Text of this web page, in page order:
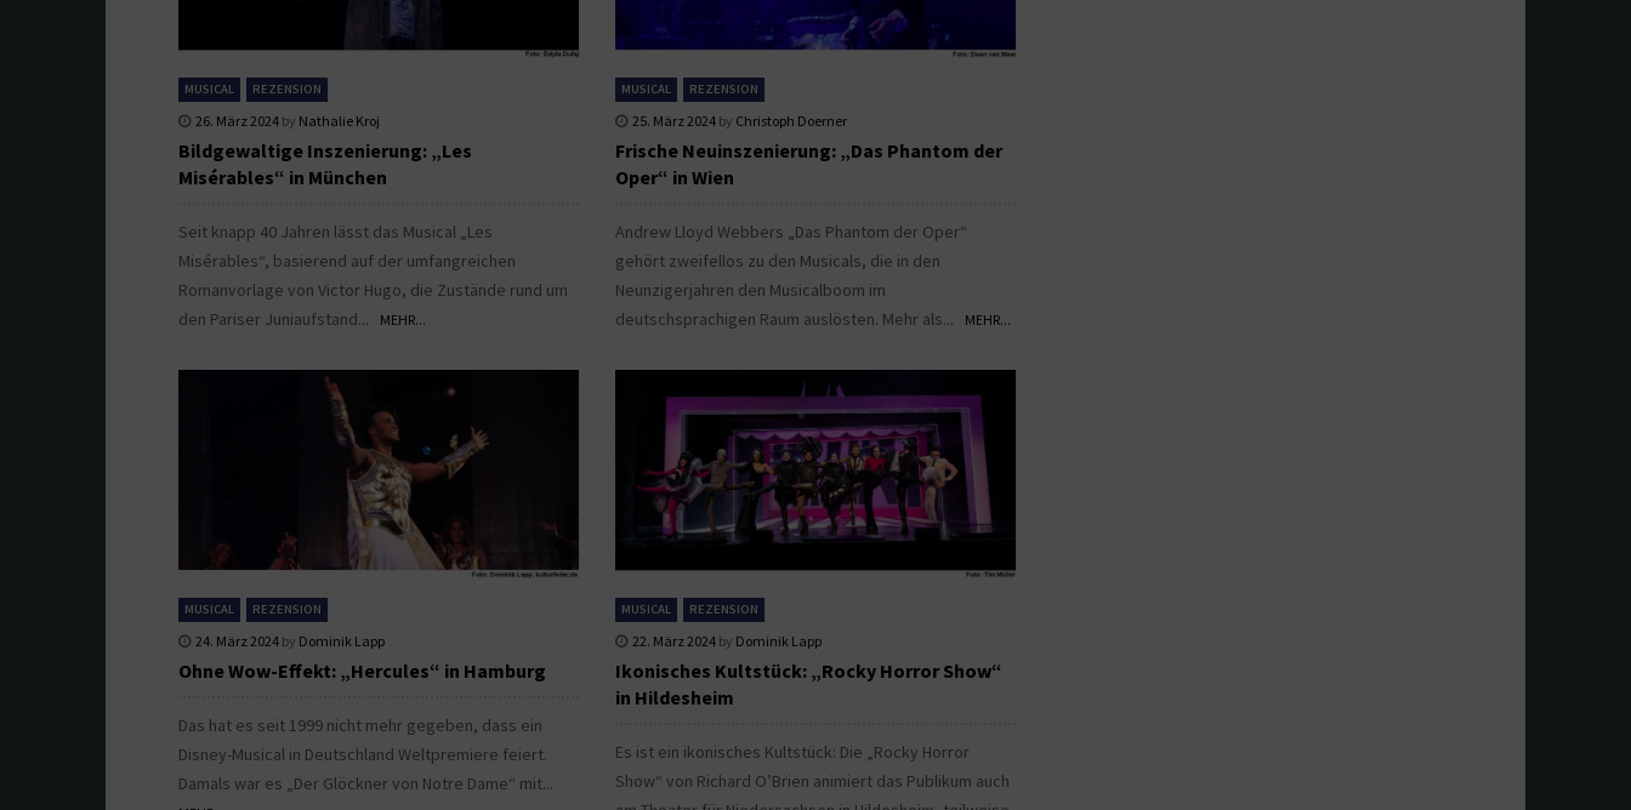
MUSICAL REZENSION
26. März 2024 by Nathalie Kroj
Bildgewaltige Inszenierung: „Les
Misérables“ in München
Seit knapp 40 Jahren lässt das Musical „Les
Misérables“, basierend auf der umfangreichen
Romanvorlage von Victor Hugo, die Zustände rund um
den Pariser Juniaufstand...
MEHR...
MUSICAL REZENSION
25. März 2024 by Christoph Doerner
Frische Neuinszenierung: „Das Phantom der
Oper“ in Wien
Andrew Lloyd Webbers „Das Phantom der Oper“
gehört zweifellos zu den Musicals, die in den
Neunzigerjahren den Musicalboom im
deutschsprachigen Raum auslösten. Mehr als...
MEHR...
MUSICAL REZENSION
24. März 2024 by Dominik Lapp
Ohne Wow-Effekt: „Hercules“ in Hamburg
Das hat es seit 1999 nicht mehr gegeben, dass ein
Disney-Musical in Deutschland Weltpremiere feiert.
Damals war es „Der Glöckner von Notre Dame“ mit...
MUSICAL REZENSION
22. März 2024 by Dominik Lapp
Ikonisches Kultstück: „Rocky Horror Show“
in Hildesheim
Es ist ein ikonisches Kultstück: Die „Rocky Horror
Show“ von Richard O’Brien animiert das Publikum auch